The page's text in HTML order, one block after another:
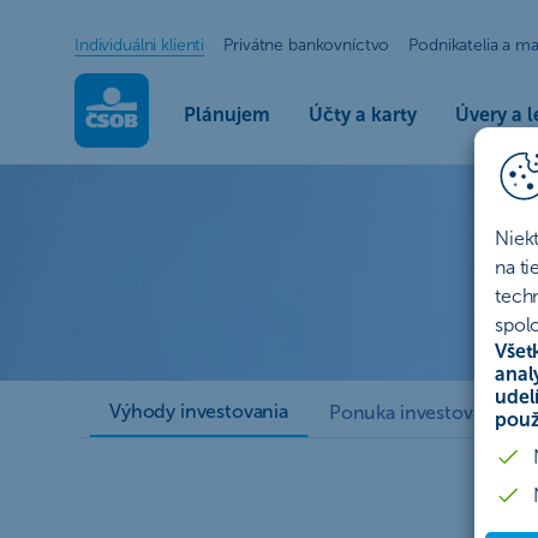
na
Individuálni klienti
Plánujem Účty a karty Úvery a
Privátne bankovníctvo Podnikatelia a
Jednorazové investovanie
Zrealizovali ste už prvé investície a rozmýšľate, ako
rozloženie investičného portfólia je jednorazové
Výhody investovania Ponuka investovania